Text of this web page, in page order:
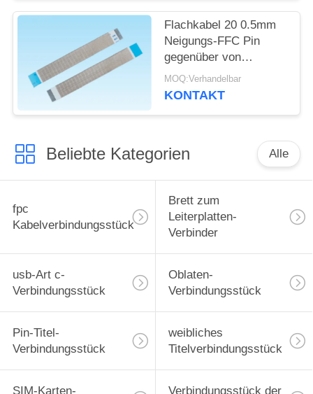
Flachkabel 20 0.5mm
Neigungs-FFC Pin
gegenüber von
Richtung 2cm - 40cm
Länge
MOQ:Verhandelbar
KONTAKT
Beliebte Kategorien Alle
fpc
Kabelverbindungsstück
Brett zum
Leiterplatten-
Verbinder
usb-Art c-
Verbindungsstück
Oblaten-
Verbindungsstück
Pin-Titel-
Verbindungsstück
weibliches
Titelverbindungsstück
SIM-Karten- Verbindungsstück der